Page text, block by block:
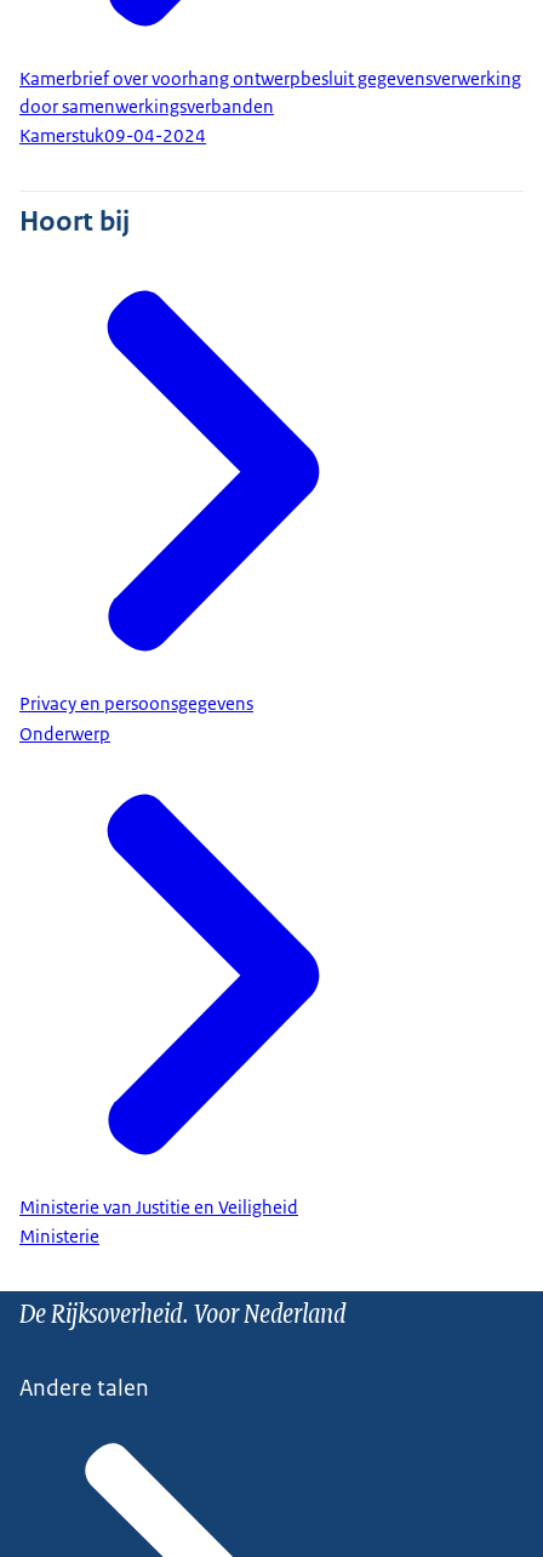
Kamerbrief over voorhang ontwerpbesluit gegevensverwerking
door samenwerkingsverbanden
Kamerstuk09-04-2024
Hoort bij
Privacy en persoonsgegevens
Onderwerp
Ministerie van Justitie en Veiligheid
Ministerie
De Rijksoverheid. Voor Nederland
Andere talen